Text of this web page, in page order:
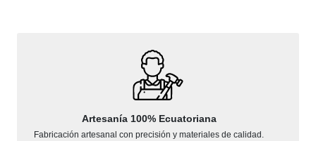
Artesanía 100% Ecuatoriana
Fabricación artesanal con precisión y materiales de calidad.